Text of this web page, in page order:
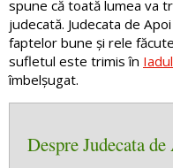
spune că toată lumea va
judecată. Judecata de
faptelor bune și rele
sufletul este trimis în Iadul
îmbelșugat.
Despre Judecata